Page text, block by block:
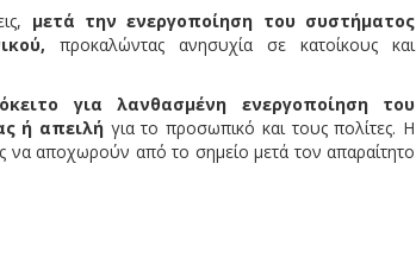
μετά την ενεργοποίηση του συστήματος
προκαλώντας ανησυχία σε κατοίκους και
για λανθασμένη ενεργοποίηση του
ή απειλή για το προσωπικό και τους πολίτες. Η
να αποχωρούν από το σημείο μετά τον απαραίτητο